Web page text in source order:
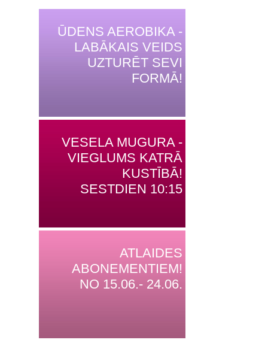
ŪDENS AEROBIKA -
LABĀKAIS VEIDS
UZTURĒT SEVI
FORMĀ!
VESELA MUGURA -
VIEGLUMS KATRĀ
KUSTĪBĀ!
SESTDIEN 10:15
ATLAIDES
ABONEMENTIEM!
NO 15.06.- 24.06.